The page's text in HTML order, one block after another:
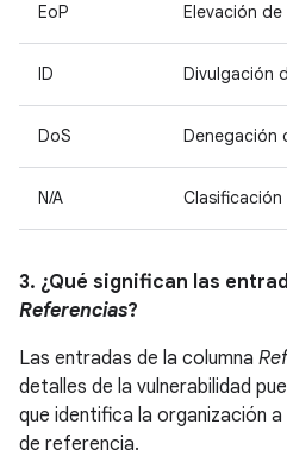
EoP Elevación
ID Divulgación
DoS Denegación
N/A
3. ¿Qué significan las
Referencias?
Las entradas de la columna
detalles de la vulnerabilidad
que identifica la organización
de referencia.